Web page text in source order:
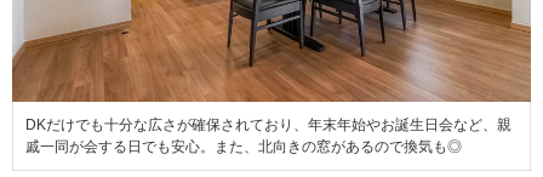
DKだけでも十分な広さが確保されており、年末年始やお誕生日会など、親
戚一同が会する日でも安心。また、北向きの窓があるので換気も◎